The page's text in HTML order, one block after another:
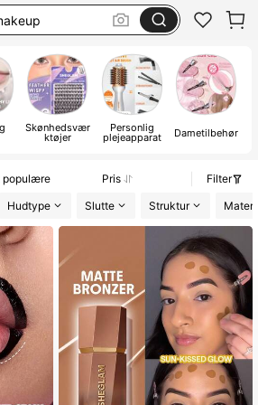
Skønhedsvær
ktøjer
Personlig
plejeapparat Dametilbehør
populære Pris
Filter
Hudtype Slutte Struktur